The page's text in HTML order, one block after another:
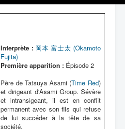
Interprète : 岡本 富士太 (Okamoto
Fujita)
Première apparition : Épisode 2
Père de Tatsuya Asami (Time Red)
et dirigeant d'Asami Group. Sévère
et intransigeant, il est en conflit
permanent avec son fils qui refuse
de lui succéder à la tête de sa
société.